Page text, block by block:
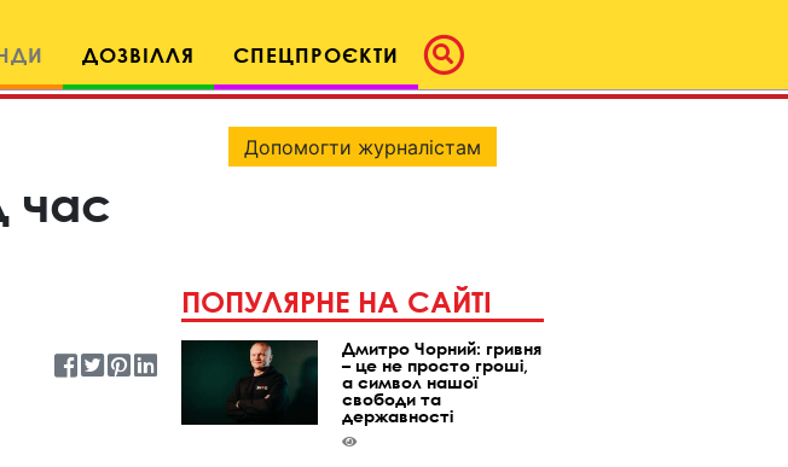
ДОЗВІЛЛЯ СПЕЦПРОЄКТИ
час
Допомогти журналістам
ПОПУЛЯРНЕ НА САЙТІ
Дмитро Чорний: гривня
– це не просто гроші,
а символ нашої
свободи та
державності